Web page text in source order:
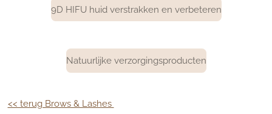
9D HIFU huid verstrakken en verbeteren
Natuurlijke verzorgingsproducten
<< terug Brows & Lashes